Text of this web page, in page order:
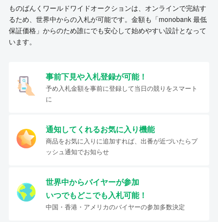
ものばんくワールドワイドオークションは、オンラインで完結す
るため、世界中からの入札が可能です。金額も「monobank 最低
保証価格」からのため誰にでも安心して始めやすい設計となって
います。
事前下見や入札登録が可能！
予め入札金額を事前に登録して当日の競りをスマート
に
通知してくれるお気に入り機能
商品をお気に入りに追加すれば、出番が近づいたらプ
ッシュ通知でお知らせ
世界中からバイヤーが参加
いつでもどこでも入札可能！
中国・香港・アメリカのバイヤーの参加多数決定